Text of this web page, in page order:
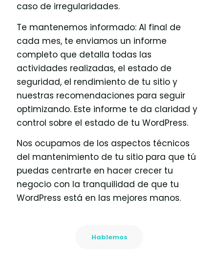
caso de irregularidades.
Te mantenemos informado: Al final de
cada mes, te enviamos un informe
completo que detalla todas las
actividades realizadas, el estado de
seguridad, el rendimiento de tu sitio y
nuestras recomendaciones para seguir
optimizando. Este informe te da claridad y
control sobre el estado de tu WordPress.
Nos ocupamos de los aspectos técnicos
del mantenimiento de tu sitio para que tú
puedas centrarte en hacer crecer tu
negocio con la tranquilidad de que tu
WordPress está en las mejores manos.
Hablemos